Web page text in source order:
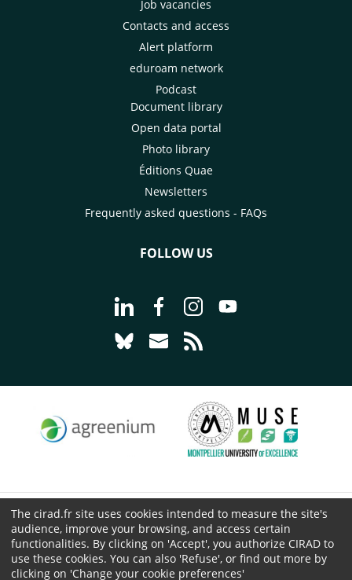
Job vacancies
Contacts and access
Alert platform
eduroam network
Podcast
Document library
Open data portal
Photo library
Éditions Quae
Newsletters
Frequently asked questions - FAQs
FOLLOW US
Go to page Follow us on LinkedIn -
Go to page Follow us on
Go to page Follow us on
Go to page Follow
Go to page Follow us on Bluesky -
Go to page Contact us - CIRAD
© CIRAD 2026
Legal details
Personal Data Protection
The cirad.fr site uses cookies intended to measure the site's
audience, improve your browsing, and access certain
functionalities. By clicking on 'Accept', you authorize CIRAD to
use these cookies. You can also 'Refuse', or find out more by
clicking on 'Change your cookie preferences'